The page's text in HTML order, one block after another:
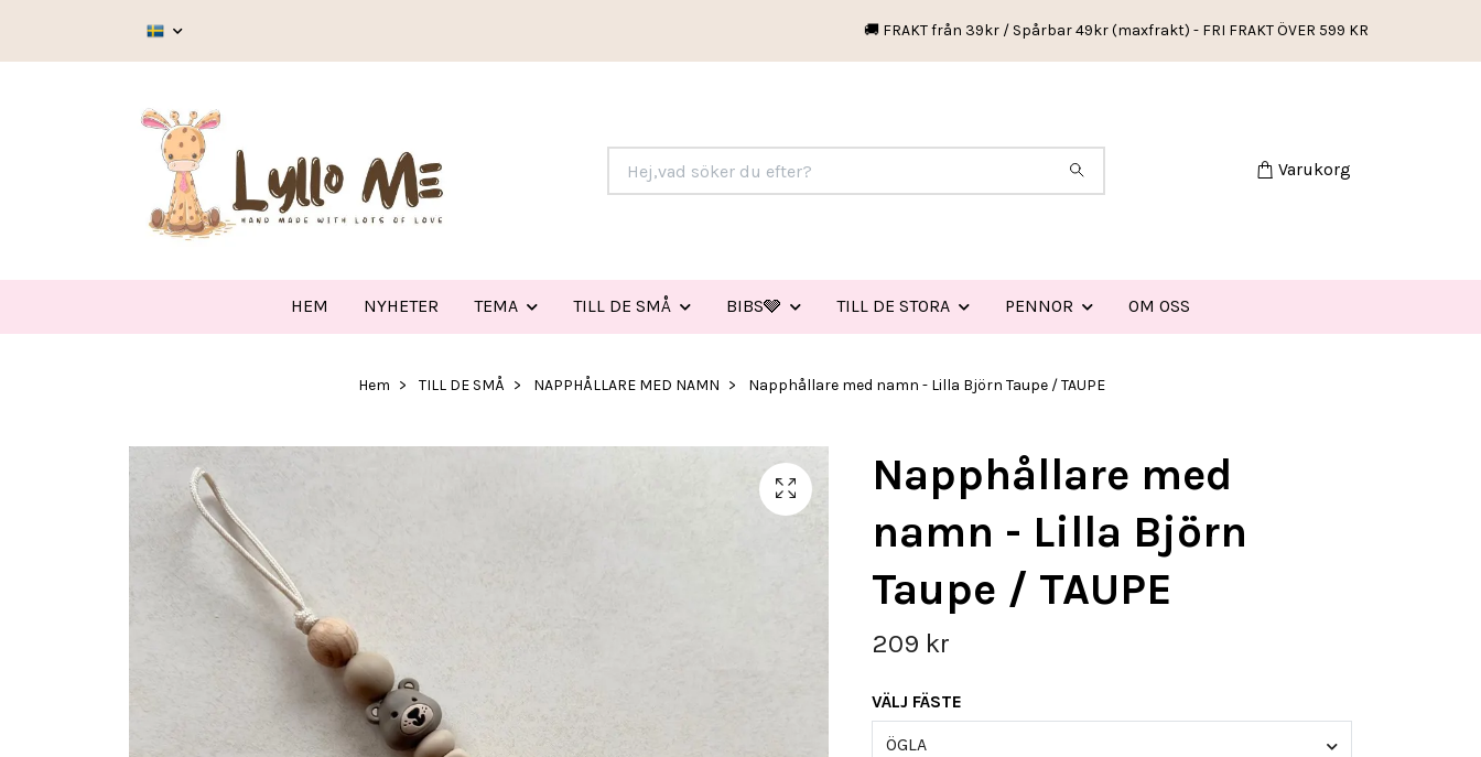
🚚 FRAKT från 39kr / Spårbar 49kr (maxfrakt) - FRI FRAKT ÖVER 599 KR
Varukorg
HEM NYHETER TEMA TILL DE SMÅ BIBS🩶 TILL DE STORA PENNOR OM OSS
Hem TILL DE SMÅ NAPPHÅLLARE MED NAMN Napphållare med namn - Lilla Björn Taupe / TAUPE
Napphållare med
namn - Lilla Björn
Taupe / TAUPE
209 kr
VÄLJ FÄSTE
ÖGLA